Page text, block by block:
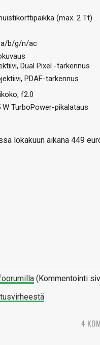
(max. 2 Tt)
b/g/n/ac
Dual Pixel -tarkennus
PDAF-tarkennus
f2.0
W TurboPower-pikalataus
lokakuun aikana 449
(Kommentointi
4